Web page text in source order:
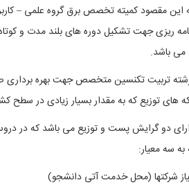
مقصود کمیته تخصص برق گروه علمی –
ریزی جهت تشکیل دوره های بلند مدت و
می باشد.
تربیت تکنسین متخصص جهت بهره برداری
های توزیع که به مقدار بسیار زیادی در سطح
دو گرایش پست و توزیع می باشد که در
به سه معیار:
شرکتها (محل خدمت آتی دانشجو)